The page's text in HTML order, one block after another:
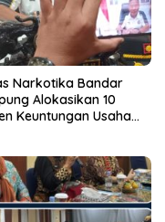
Narkotika Bandar
Alokasikan 10
Keuntungan Usaha